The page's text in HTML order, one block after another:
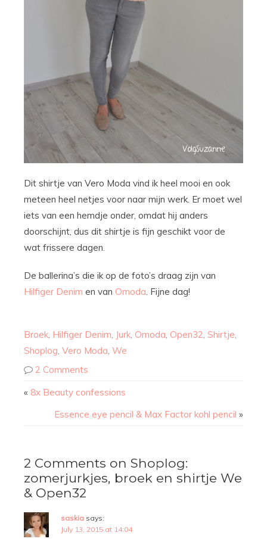
Dit shirtje van Vero Moda vind ik heel mooi en ook
meteen heel netjes voor naar mijn werk. Er moet wel
iets van een hemdje onder, omdat hij anders
doorschijnt, dus dit shirtje is fijn geschikt voor de
wat frissere dagen.
De ballerina’s die ik op de foto’s draag zijn van
Hilfiger Denim en van Omoda. Fijne dag!
Broek, Hilfiger Denim, Jurk, Omoda, Open32, Shirtje,
Shoplog, Vero Moda, We
2 Comments
« 8x Beauty confessions
Essence eye pencil & Max Factor kohl pencil »
2 Comments on Shoplog:
zomerjurkjes, broek en shirtje We
& Open32
saskia says:
July 13, 2015 at 14:04